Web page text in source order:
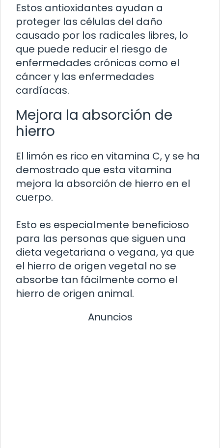
Estos antioxidantes ayudan a
proteger las células del daño
causado por los radicales libres, lo
que puede reducir el riesgo de
enfermedades crónicas como el
cáncer y las enfermedades
cardíacas.
Mejora la absorción de
hierro
El limón es rico en vitamina C, y se ha
demostrado que esta vitamina
mejora la absorción de hierro en el
cuerpo.
Esto es especialmente beneficioso
para las personas que siguen una
dieta vegetariana o vegana, ya que
el hierro de origen vegetal no se
absorbe tan fácilmente como el
hierro de origen animal.
Anuncios